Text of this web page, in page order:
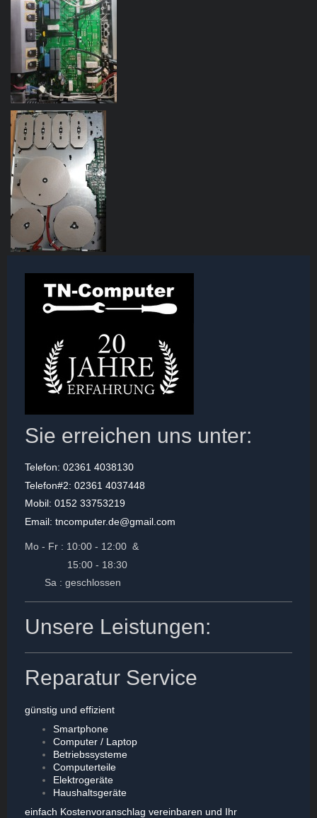
Sie erreichen uns unter:
Telefon: 02361 4038130
Telefon#2: 02361 4037448
Mobil: 0152 33753219
Email: tncomputer.de@gmail.com
Mo - Fr : 10:00 - 12:00 &
15:00 - 18:30
Sa : geschlossen
Unsere Leistungen:
Reparatur Service
günstig und effizient
Smartphone
Computer / Laptop
Betriebssysteme
Computerteile
Elektrogeräte
Haushaltsgeräte
einfach Kostenvoranschlag vereinbaren und Ihr